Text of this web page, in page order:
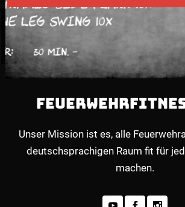
Unser Mission ist es, alle
deutschsprachigen Raum fit für
machen.